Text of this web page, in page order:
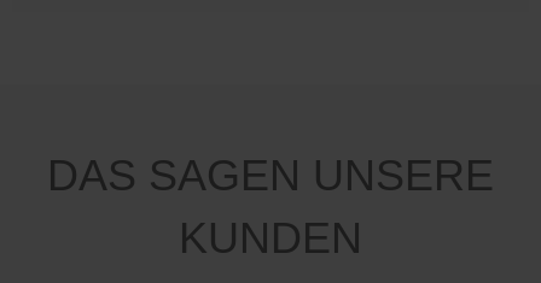
DAS SAGEN UNSERE
KUNDEN